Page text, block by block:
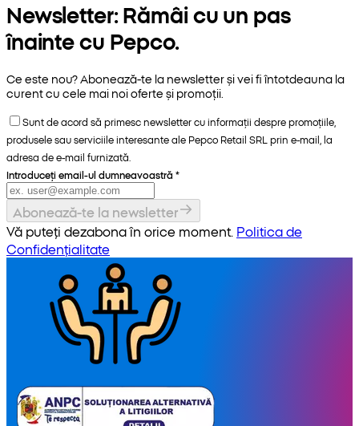
Newsletter: Rămâi cu un pas
înainte cu Pepco.
Ce este nou? Abonează-te la newsletter și vei fi întotdeauna la
curent cu cele mai noi oferte și promoții.
Sunt de acord să primesc newsletter cu informații despre promoțiile,
produsele sau serviciile interesante ale Pepco Retail SRL prin e-mail, la
adresa de e-mail furnizată.
Introduceți email-ul dumneavoastră *
Abonează-te la newsletter
Vă puteți dezabona în orice moment. Politica de
Confidențialitate